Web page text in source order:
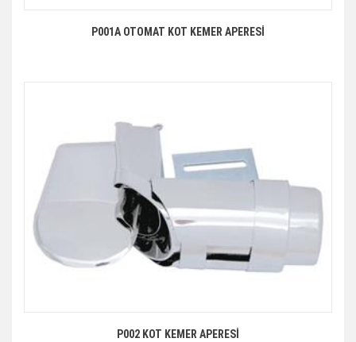
P001A OTOMAT KOT KEMER APERESİ
P002 KOT KEMER APERESİ